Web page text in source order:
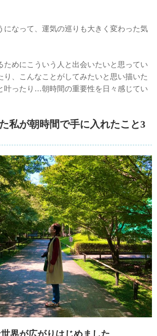
になって、運気の巡りも大きく変わった気
ためにこういう人と出会いたいと思ってい
り、こんなことがしてみたいと思い描いた
叶ったり…朝時間の重要性を日々感じてい
私が朝時間で手に入れたこと3
世界が広がりはじめました